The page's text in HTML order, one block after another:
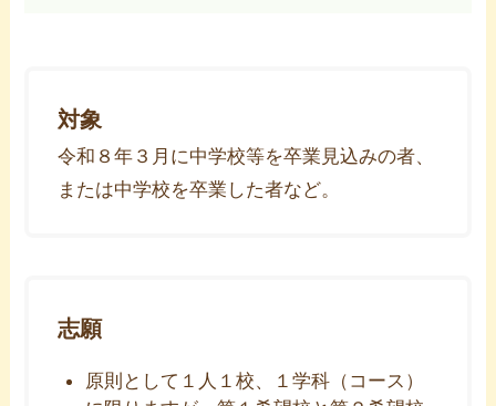
対象
令和８年３月に中学校等を卒業見込みの者、
または中学校を卒業した者など。
志願
原則として１人１校、１学科（コース）